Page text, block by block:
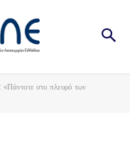
στο πλευρό των